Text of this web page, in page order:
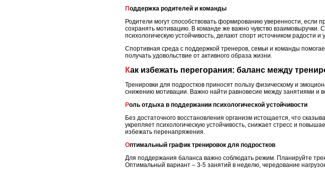
Поддержка родителей и команды
Родители могут способствовать формированию уверенности, если
сохранять мотивацию. В команде же важно чувство
психологическую устойчивость, делают спорт источником радости и
Спортивная среда с поддержкой тренеров, семьи и команды
получать удовольствие от активного образа жизни.
Как избежать перегорания: баланс между
Тренировки для подростков приносят пользу физическому и
снижению мотивации. Важно найти равновесие между занятиями и
Роль отдыха в поддержании психологической устойчивости
Без достаточного восстановления организм истощается, что
укрепляет психологическую устойчивость, снижает стресс и
избежать перенапряжения.
Оптимальный график тренировок для подростков
Для поддержания баланса важно соблюдать режим. Планируйте
Оптимальный вариант – 3-5 занятий в неделю, чередование